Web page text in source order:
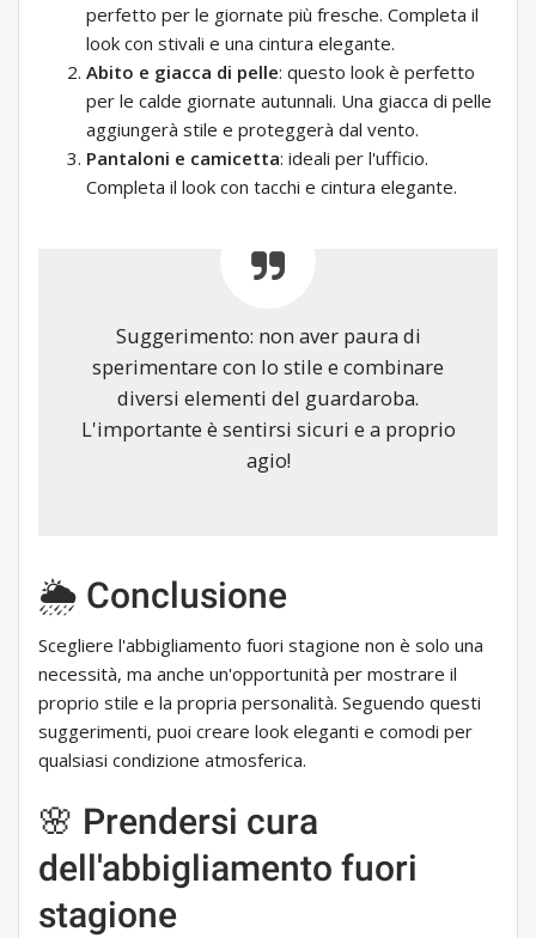
perfetto per le giornate più fresche. Completa il
look con stivali e una cintura elegante.
Abito e giacca di pelle: questo look è perfetto
per le calde giornate autunnali. Una giacca di pelle
aggiungerà stile e proteggerà dal vento.
Pantaloni e camicetta: ideali per l'ufficio.
Completa il look con tacchi e cintura elegante.
Suggerimento: non aver paura di
sperimentare con lo stile e combinare
diversi elementi del guardaroba.
L'importante è sentirsi sicuri e a proprio
agio!
🌦 Conclusione
Scegliere l'abbigliamento fuori stagione non è solo una
necessità, ma anche un'opportunità per mostrare il
proprio stile e la propria personalità. Seguendo questi
suggerimenti, puoi creare look eleganti e comodi per
qualsiasi condizione atmosferica.
🌸 Prendersi cura
dell'abbigliamento fuori
stagione